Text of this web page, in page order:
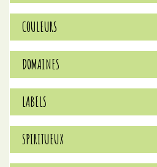
COULEURS
DOMAINES
LABELS
SPIRITUEUX